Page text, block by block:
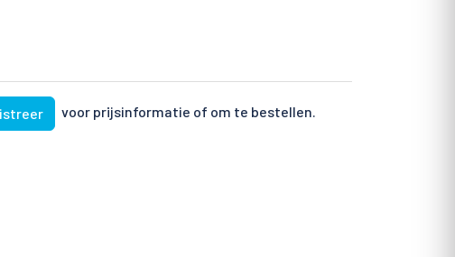
voor prijsinformatie of om te bestellen.